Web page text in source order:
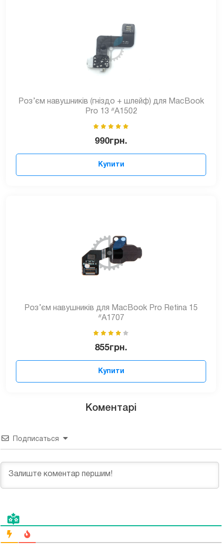
Роз’єм навушників (гніздо + шлейф) для MacBook
Pro 13 ᐥA1502
990грн.
Купити
Роз’єм навушників для MacBook Pro Retina 15
ᐥA1707
855грн.
Купити
Коментарі
Подписаться